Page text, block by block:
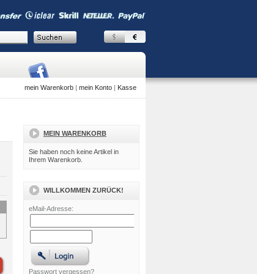
mein Warenkorb | mein Konto | Kasse
MEIN WARENKORB
Sie haben noch keine Artikel in
Ihrem Warenkorb.
WILLKOMMEN ZURÜCK!
eMail-Adresse:
Passwort vergessen?